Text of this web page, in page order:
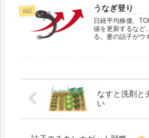
を探している。「
～、これヤバいな
た鎮痛消炎薬の軟
日記 うなぎ登り
日経平均株価、
値を更新するなど
る。妻の詰子がウ
なすと洗剤と
い